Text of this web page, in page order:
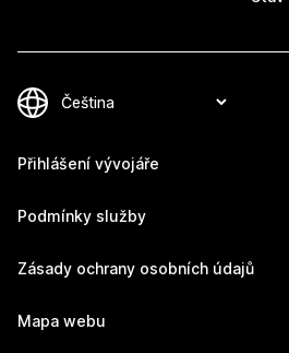
Přihlášení vývojáře
Podmínky služby
Zásady ochrany osobních údajů
Mapa webu